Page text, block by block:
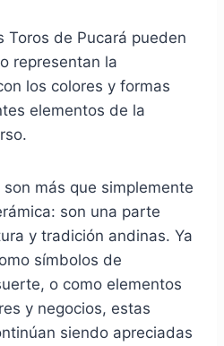
Toros de Pucará pueden
representan la
los colores y formas
elementos de la
más que simplemente
son una parte
y tradición andinas. Ya
símbolos de
o como elementos
y negocios, estas
siendo apreciadas